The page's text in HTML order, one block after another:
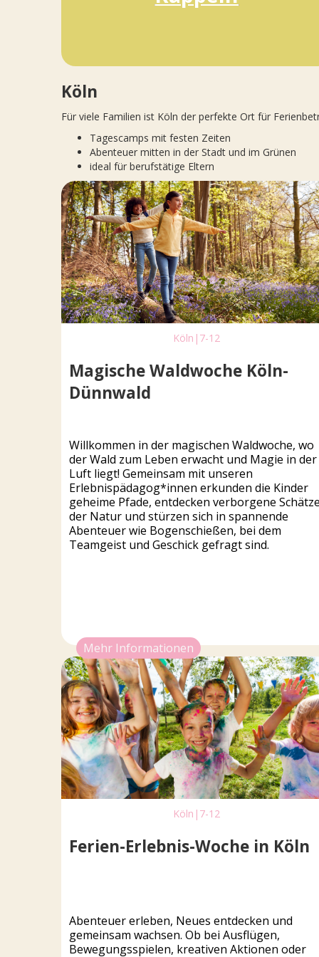
Köln
Für viele Familien ist Köln der perfekte Ort für
Tagescamps mit festen Zeiten
Abenteuer mitten in der Stadt und im Grünen
ideal für berufstätige Eltern
Köln | 7-12
Magische Waldwoche Köln-
Dünnwald
Willkommen in der magischen Waldwoche, wo
der Wald zum Leben erwacht und Magie in der
Luft liegt! Gemeinsam mit unseren
Erlebnispädagog*innen erkunden die Kinder
geheime Pfade, entdecken verborgene Schätze
der Natur und stürzen sich in spannende
Abenteuer wie Bogenschießen, bei dem
Teamgeist und Geschick gefragt sind.
Mehr Informationen
Köln | 7-12
Ferien-Erlebnis-Woche in Köln
Abenteuer erleben, Neues entdecken und
gemeinsam wachsen. Ob bei Ausflügen,
Bewegungsspielen, kreativen Aktionen oder